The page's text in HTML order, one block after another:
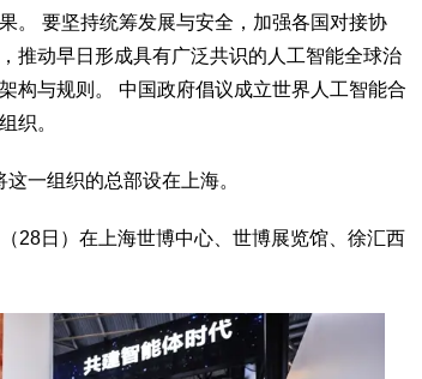
。 要坚持统筹发展与安全，加强各国对接协
推动早日形成具有广泛共识的人工智能全球治
构与规则。 中国政府倡议成立世界人工智能合
织。
一组织的总部设在上海。
28日）在上海世博中心、世博展览馆、徐汇西